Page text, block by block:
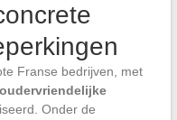
Franse bedrijven, met
oudervriendelijke
Onder de